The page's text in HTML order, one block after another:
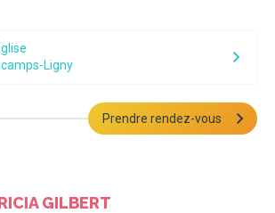
Ligny
Prendre rendez-vous
GILBERT